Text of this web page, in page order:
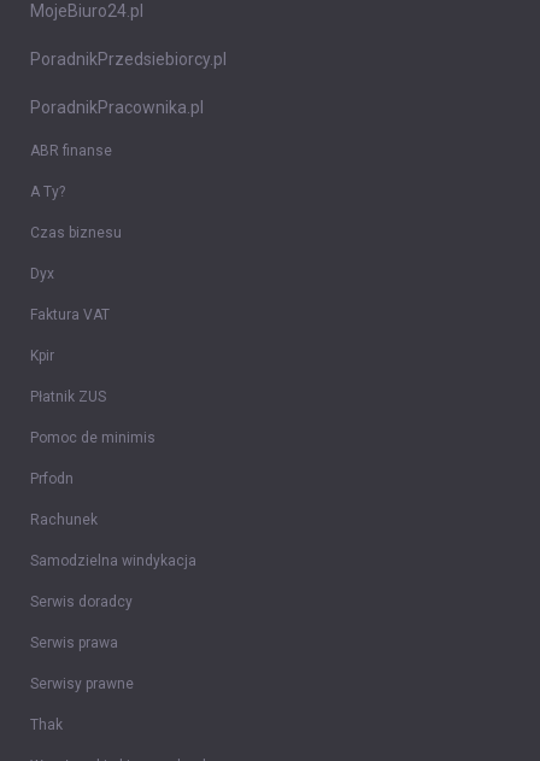
MojeBiuro24.pl
PoradnikPrzedsiebiorcy.pl
PoradnikPracownika.pl
ABR finanse
A Ty?
Czas biznesu
Dyx
Faktura VAT
Kpir
Płatnik ZUS
Pomoc de minimis
Prfodn
Rachunek
Samodzielna windykacja
Serwis doradcy
Serwis prawa
Serwisy prawne
Thak